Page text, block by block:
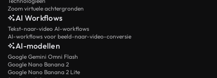
Zoom virtuele achtergronden
AI Workflows
Tekst-naar-video AI-workflows
AI-workflows voor beeld-naar-video-conversie
AI-modellen
Google Gemini Omni Flash
Google Nano Banana 2
Google Nano Banana 2 Lite